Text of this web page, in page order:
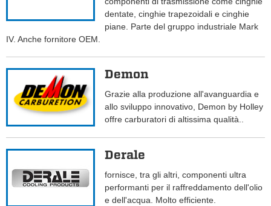
dentate, cinghie trapezoidali e cinghie
piane. Parte del gruppo industriale Mark
IV. Anche fornitore OEM.
Demon
Grazie alla produzione all'avanguardia e
allo sviluppo innovativo, Demon by Holley
offre carburatori di altissima qualità..
Derale
fornisce, tra gli altri, componenti ultra
performanti per il raffreddamento dell'olio
e dell'acqua. Molto efficiente.